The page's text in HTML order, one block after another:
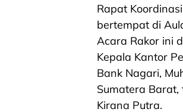
Rapat
bertempat di
Acara Rakor ini
Kepala Kantor
Bank Nagari,
Sumatera
Kirana Putra.